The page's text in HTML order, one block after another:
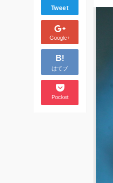
Tweet
Google+
B!
はてブ
Pocket